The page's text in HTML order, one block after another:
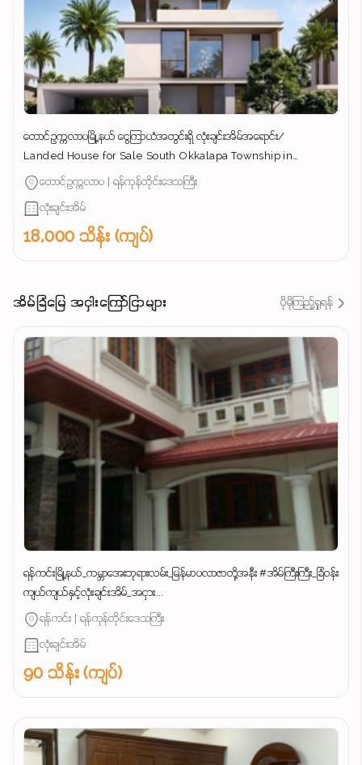
တောင်ဥက္ကလာပမြို့နယ် ​ငွေကြာယံအတွင်းရှိ လုံးချင်းအိမ်အ​ရောင်း/
Landed House for Sale South Okkalapa Township in
Yangon/
တောင်ဥက္ကလာပ | ရန်ကုန်တိုင်းဒေသကြီး
လုံးချင်းအိမ်
18,000 သိန်း (ကျပ်)
အိမ်ခြံမြေ အငှါးကြော်ငြာများ ပိုမိုကြည့်ရှုရန်
ရန်ကင်းမြို့နယ်_ကမ္ဘာအေးဘုရားလမ်း_မြန်မာပလာဇာတို့အနီး #အိမ်ကြီးကြီး_ခြံဝန်း
ကျယ်ကျယ်နှင့်လုံးချင်းအိမ်_အငှား...
ရန်ကင်း | ရန်ကုန်တိုင်းဒေသကြီး
လုံးချင်းအိမ်
90 သိန်း (ကျပ်)